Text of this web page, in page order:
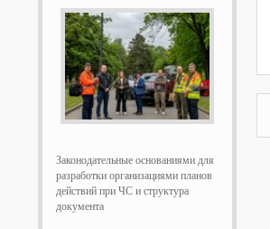
Законодательные основаниями для
разработки организациями планов
действий при ЧС и структура
документа